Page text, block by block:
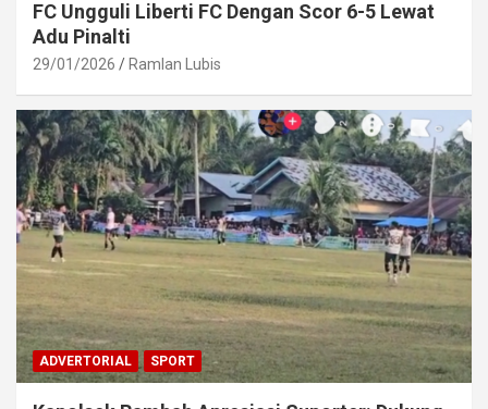
FC Ungguli Liberti FC Dengan Scor 6-5 Lewat
Adu Pinalti
29/01/2026 Ramlan Lubis
ADVERTORIAL SPORT